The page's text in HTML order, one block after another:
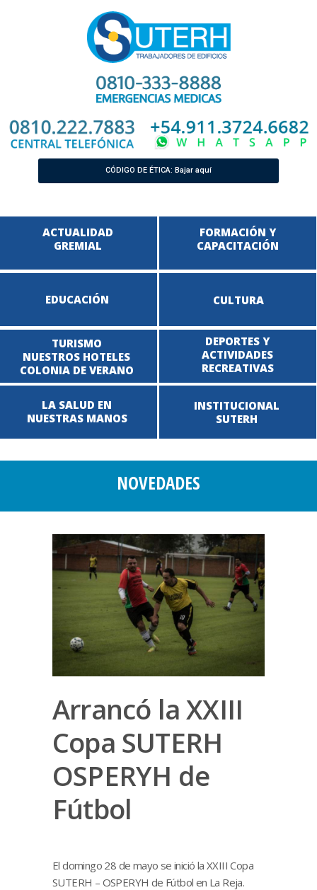
CÓDIGO DE ÉTICA: Bajar aquí
ACTUALIDAD
GREMIAL
EDUCACIÓN CULTURA
TURISMO
NUESTROS HOTELES
COLONIA DE VERANO
DEPORTES Y
ACTIVIDADES
RECREATIVAS
LA SALUD EN
NUESTRAS MANOS
INSTITUCIONAL
SUTERH
FORMACIÓN Y
CAPACITACIÓN
NOVEDADES
Arrancó la XXIII
Copa SUTERH
OSPERYH de
Fútbol
El domingo 28 de mayo se inició la XXIII Copa
SUTERH – OSPERYH de Fútbol en La Reja.